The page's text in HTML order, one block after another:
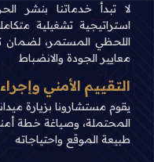
لا تبدأ خدماتنا بنشر
استراتيجية تشغيلية
اللحظي المستمر، لضمان
معايير الجودة والانضباط
التقييم الأمني
يقوم مستشارونا بزيارة
المحتملة، وصياغة خطة
طبيعة الموقع واحتياجاته